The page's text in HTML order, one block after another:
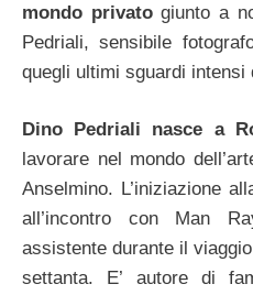
mondo privatogiunto a
Pedriali, sensibile
quegli ultimi sguardi intensi
Dino Pedriali nasce a
lavorare nel mondo
Anselmino. L’iniziazione
all’incontro con Man
assistente durante il
settanta. E’ autore di